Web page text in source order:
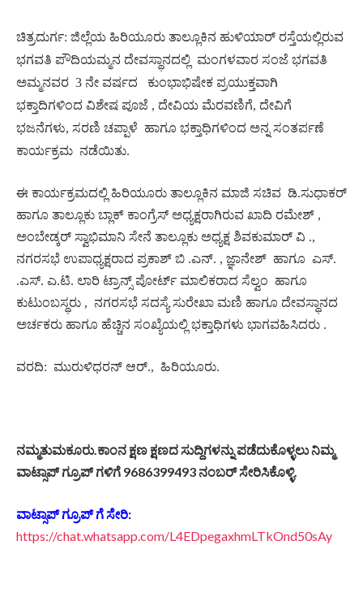
ಚಿತ್ರದುರ್ಗ: ಜಿಲ್ಲೆಯ ಹಿರಿಯೂರು ತಾಲ್ಲೂಕಿನ ಹುಳಿಯಾರ್ ರಸ್ತೆಯಲ್ಲಿರುವ
ಭಗವತಿ ಪೌದಿಯಮ್ಮನ ದೇವಸ್ಥಾನದಲ್ಲಿ ಮಂಗಳವಾರ ಸಂಜೆ ಭಗವತಿ
ಅಮ್ಮನವರ 3 ನೇ ವರ್ಷದ
ಕುಂಭಾಭಿಷೇಕ ಪ್ರಯುಕ್ತವಾಗಿ
ಭಕ್ತಾದಿಗಳಿಂದ ವಿಶೇಷ ಪೂಜೆ , ದೇವಿಯ ಮೆರವಣಿಗೆ, ದೇವಿಗೆ
ಭಜನೆಗಳು, ಸರಣಿ ಚಪ್ಪಾಳೆ ಹಾಗೂ ಭಕ್ತಾಧಿಗಳಿಂದ ಅನ್ನ ಸಂತರ್ಪಣೆ
ಕಾರ್ಯಕ್ರಮ ನಡೆಯಿತು.
ಈ ಕಾರ್ಯಕ್ರಮದಲ್ಲಿ ಹಿರಿಯೂರು ತಾಲ್ಲೂಕಿನ ಮಾಜಿ ಸಚಿವ ಡಿ.ಸುಧಾಕರ್
ಹಾಗೂ ತಾಲ್ಲೂಕು ಬ್ಲಾಕ್ ಕಾಂಗ್ರೆಸ್ ಅಧ್ಯಕ್ಷರಾಗಿರುವ ಖಾದಿ ರಮೇಶ್ ,
ಅಂಬೇಡ್ಕರ್ ಸ್ವಾಭಿಮಾನಿ ಸೇನೆ ತಾಲ್ಲೂಕು ಅಧ್ಯಕ್ಷ ಶಿವಕುಮಾರ್ ವಿ .,
ನಗರಸಭೆ ಉಪಾಧ್ಯಕ್ಷರಾದ ಪ್ರಕಾಶ್ ಬಿ .ಎನ್. , ಜ್ಞಾನೇಶ್ ಹಾಗೂ ಎಸ್.
.ಎಸ್. ಎ.ಟಿ. ಲಾರಿ ಟ್ರಾನ್ಸ್ ಪೋರ್ಟ್ ಮಾಲಿಕರಾದ ಸೆಲ್ವಂ ಹಾಗೂ
ಕುಟುಂಬಸ್ಥರು , ನಗರಸಭೆ ಸದಸ್ಯೆ ಸುರೇಖಾ ಮಣಿ ಹಾಗೂ ದೇವಸ್ಥಾನದ
ಅರ್ಚಕರು ಹಾಗೂ ಹೆಚ್ಚಿನ ಸಂಖ್ಯೆಯಲ್ಲಿ ಭಕ್ತಾಧಿಗಳು ಭಾಗವಹಿಸಿದರು .
ವರದಿ: ಮುರುಳಿಧರನ್ ಆರ್., ಹಿರಿಯೂರು.
ನಮ್ಮತುಮಕೂರು.ಕಾಂನ ಕ್ಷಣ ಕ್ಷಣದ ಸುದ್ದಿಗಳನ್ನು ಪಡೆದುಕೊಳ್ಳಲು ನಿಮ್ಮ
ವಾಟ್ಸಾಪ್ ಗ್ರೂಪ್ ಗಳಿಗೆ 9686399493 ನಂಬರ್ ಸೇರಿಸಿಕೊಳ್ಳಿ.
ವಾಟ್ಸಾಪ್ ಗ್ರೂಪ್ ಗೆ ಸೇರಿ:
https://chat.whatsapp.com/L4EDpegaxhmLTkOnd50sAy